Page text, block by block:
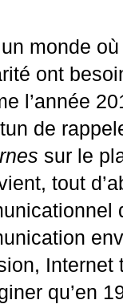
monde
ont
l’année
de
sur le
tout
Internet
qu’en